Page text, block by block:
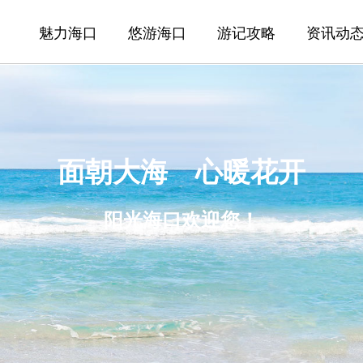
魅力海口 悠游海口 游记攻略 资讯动
面朝大海 心暖花开
阳光海口欢迎您！